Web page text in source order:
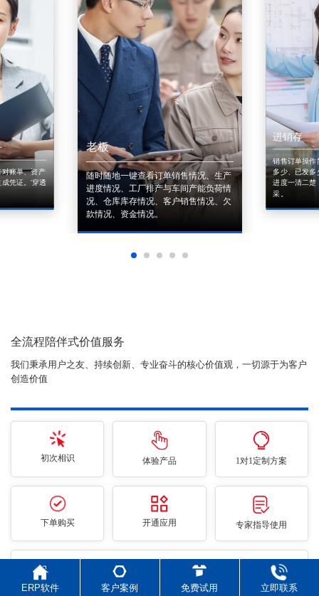
账单、资产
凭证。'穿透
老板
随时随地一键查看订单销售情况、生产
进度情况、工厂排产与车间产能负荷情
况、仓库库存情况、客户销售情况、欠
款情况、资金情况。
进销存
销售订单操作
多少、已发多
进度一清二楚
采。
全流程陪伴式价值服务
我们秉承用户之友、持续创新、专业奋斗的核心价值观，一切源于为客户
创造价值
初次相识 体验产品 1对1定制方案
下单购买 开通应用 专家指导使用
ERP软件 客户案例 免费试用 立即联系